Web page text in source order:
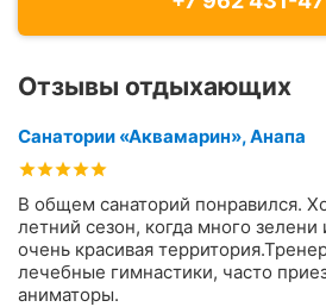
Отзывы отдыхающих
Санатории «Аквамарин», Анапа
В общем санаторий понравился.
летний сезон, когда много
очень красивая
лечебные гимнастики, часто
аниматоры.